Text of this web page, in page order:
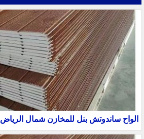
الواح ساندوتش بنل للمخازن شمال الرياض